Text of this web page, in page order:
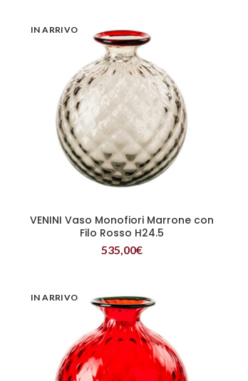
IN ARRIVO
LEGGI TUTTO
VENINI Vaso Monofiori Marrone con
Filo Rosso H24.5
535,00€
IN ARRIVO